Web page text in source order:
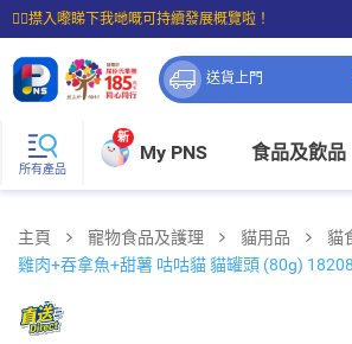
☝🏼㩒入嚟睇下我哋嘅可持續發展概覽啦！
⭐購物滿$399即享免費送貨；滿$100即可免費店取。
送貨上門
所有產品
新
My PNS 食品及飲品
主頁 寵物食品及護理 貓用品 貓
雞肉+吞拿魚+甜薯 咕咕貓 貓罐頭 (80g)